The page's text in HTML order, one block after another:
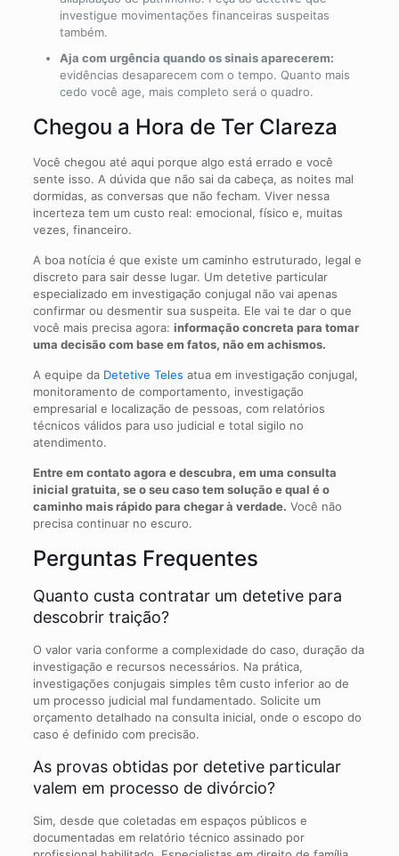
investigue movimentações financeiras suspeitas
também.
Aja com urgência quando os sinais aparecerem:
evidências desaparecem com o tempo. Quanto mais
cedo você age, mais completo será o quadro.
Chegou a Hora de Ter Clareza
Você chegou até aqui porque algo está errado e você
sente isso. A dúvida que não sai da cabeça, as noites mal
dormidas, as conversas que não fecham. Viver nessa
incerteza tem um custo real: emocional, físico e, muitas
vezes, financeiro.
A boa notícia é que existe um caminho estruturado, legal e
discreto para sair desse lugar. Um detetive particular
especializado em investigação conjugal não vai apenas
confirmar ou desmentir sua suspeita. Ele vai te dar o que
você mais precisa agora: informação concreta para tomar
uma decisão com base em fatos, não em achismos.
A equipe da Detetive Teles atua em investigação conjugal,
monitoramento de comportamento, investigação
empresarial e localização de pessoas, com relatórios
técnicos válidos para uso judicial e total sigilo no
atendimento.
Entre em contato agora e descubra, em uma consulta
inicial gratuita, se o seu caso tem solução e qual é o
caminho mais rápido para chegar à verdade. Você não
precisa continuar no escuro.
Perguntas Frequentes
Quanto custa contratar um detetive para
descobrir traição?
O valor varia conforme a complexidade do caso, duração da
investigação e recursos necessários. Na prática,
investigações conjugais simples têm custo inferior ao de
um processo judicial mal fundamentado. Solicite um
orçamento detalhado na consulta inicial, onde o escopo do
caso é definido com precisão.
As provas obtidas por detetive particular
valem em processo de divórcio?
Sim, desde que coletadas em espaços públicos e
documentadas em relatório técnico assinado por